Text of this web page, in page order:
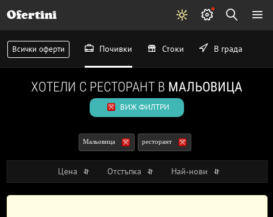
Ofertini
Всички оферти Почивки Стоки В града
ХОТЕЛИ С РЕСТОРАНТ В МАЛЬОВИЦА
ВИЖ ФИЛТРИ
Мальовица ресторант
Цена Отстъпка Най-нови